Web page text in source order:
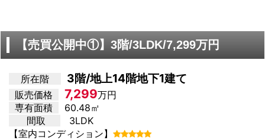
【売買公開中①】3階/3LDK/7,299万円
所在階 3階/地上14階地下1建て
販売価格 7,299万円
専有面積
60.48㎡
間取
3LDK
【室内コンディション】